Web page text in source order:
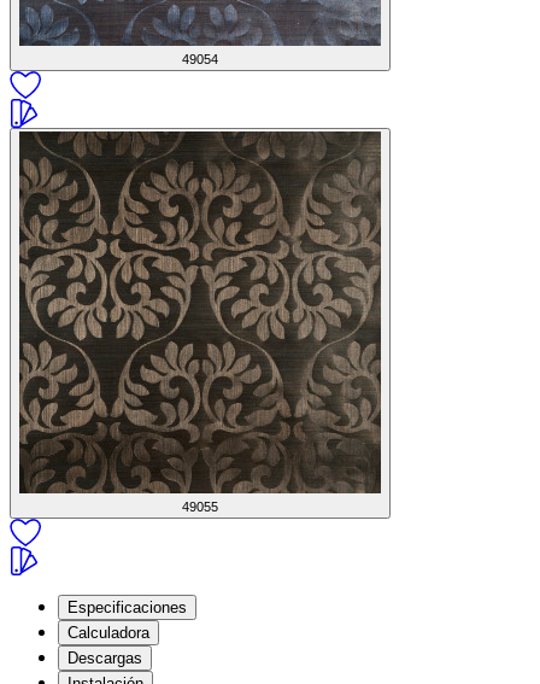
49054
49055
Especificaciones
Calculadora
Descargas